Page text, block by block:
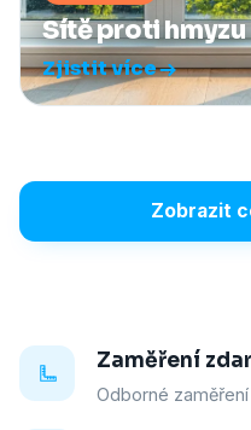
Sítě proti hmyzu
Zjistit více
Zobrazit
Zaměření
Odborné